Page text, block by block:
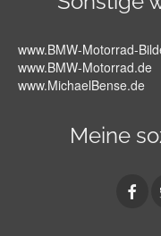
www.BMW-Motorrad-
www.BMW-Motorrad.de
www.MichaelBense.de
Meine